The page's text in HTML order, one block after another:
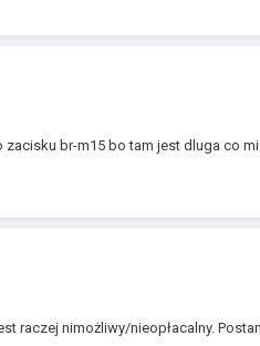
br-m15 bo tam jest dluga co
raczej nimożliwy/nieopłacalny.